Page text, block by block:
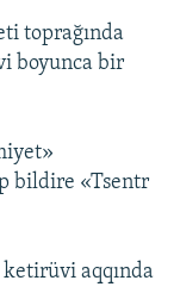
toprağında
boyunca bir
bildire «Tsentr
aqqında